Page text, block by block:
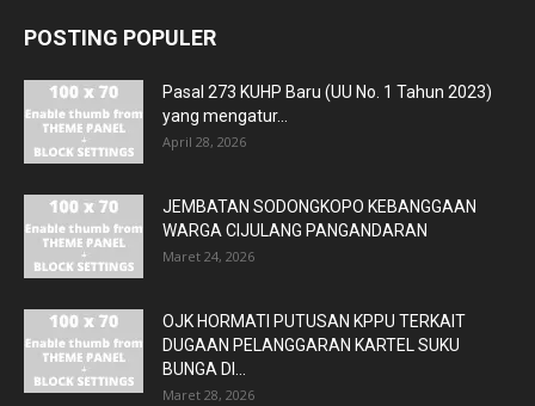
POSTING POPULER
Pasal 273 KUHP Baru (UU No. 1 Tahun 2023)
yang mengatur...
April 28, 2026
JEMBATAN SODONGKOPO KEBANGGAAN
WARGA CIJULANG PANGANDARAN
Maret 24, 2026
OJK HORMATI PUTUSAN KPPU TERKAIT
DUGAAN PELANGGARAN KARTEL SUKU
BUNGA DI...
Maret 28, 2026